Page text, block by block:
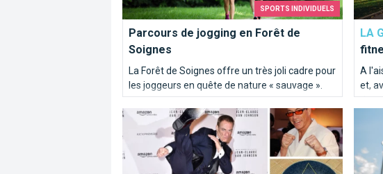
SPORTS INDIVIDUELS
Parcours de jogging en Forêt de
Soignes
La Forêt de Soignes offre un très joli cadre pour
les joggeurs en quête de nature « sauvage ».
LA
A
et,
de
JCVD, le Bruxellois le plus aware